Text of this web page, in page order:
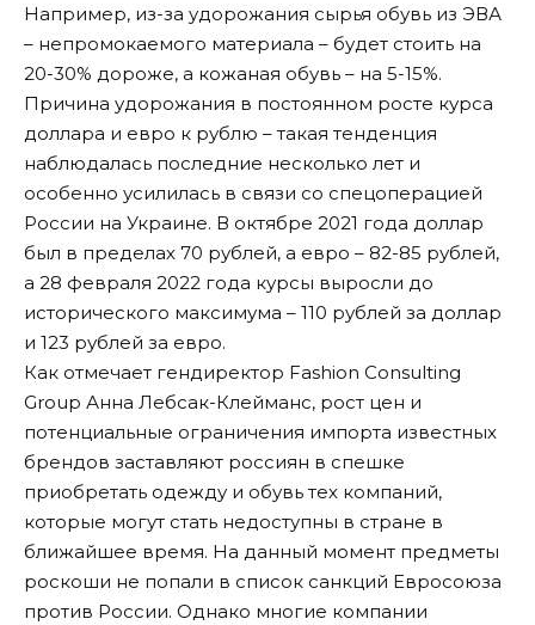
Например, из-за удорожания сырья обувь из ЭВА
– непромокаемого материала – будет стоить на
20-30% дороже, а кожаная обувь – на 5-15%.
Причина удорожания в постоянном росте курса
доллара и евро к рублю – такая тенденция
наблюдалась последние несколько лет и
особенно усилилась в связи со спецоперацией
России на Украине. В октябре 2021 года доллар
был в пределах 70 рублей, а евро – 82-85 рублей,
а 28 февраля 2022 года курсы выросли до
исторического максимума – 110 рублей за доллар
и 123 рублей за евро.
Как отмечает гендиректор Fashion Consulting
Group Анна Лебсак-Клейманс, рост цен и
потенциальные ограничения импорта известных
брендов заставляют россиян в спешке
приобретать одежду и обувь тех компаний,
которые могут стать недоступны в стране в
ближайшее время. На данный момент предметы
роскоши не попали в список санкций Евросоюза
против России. Однако многие компании